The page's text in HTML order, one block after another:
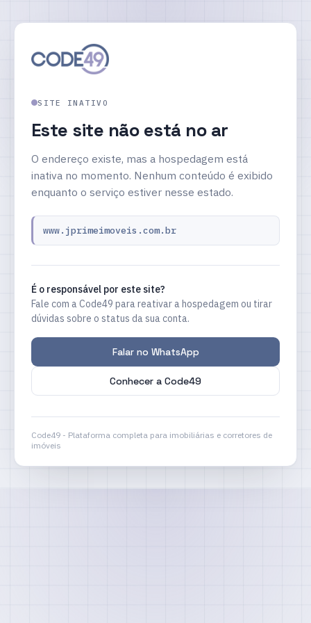
SITE INATIVO
Este site não está no ar
O endereço existe, mas a hospedagem está
inativa no momento. Nenhum conteúdo é exibido
enquanto o serviço estiver nesse estado.
www.jprimeimoveis.com.br
É o responsável por este site?
Fale com a Code49 para reativar a hospedagem ou tirar
dúvidas sobre o status da sua conta.
Falar no WhatsApp
Conhecer a Code49
Code49 - Plataforma completa para imobiliárias e corretores de
imóveis